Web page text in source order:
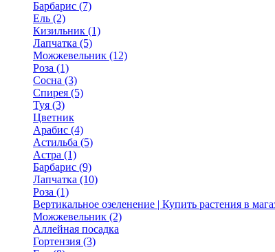
Барбарис (7)
Ель (2)
Кизильник (1)
Лапчатка (5)
Можжевельник (12)
Роза (1)
Сосна (3)
Спирея (5)
Туя (3)
Цветник
Арабис (4)
Астильба (5)
Астра (1)
Барбарис (9)
Лапчатка (10)
Роза (1)
Вертикальное озеленение | Купить растения в
Можжевельник (2)
Аллейная посадка
Гортензия (3)